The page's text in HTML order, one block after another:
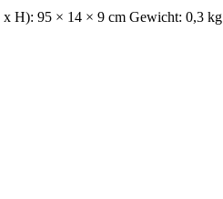
H): 95 × 14 × 9 cm Gewicht: 0,3 kg